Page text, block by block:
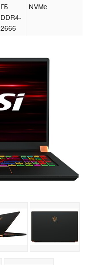
ГБ
DDR4-
2666
NVMe